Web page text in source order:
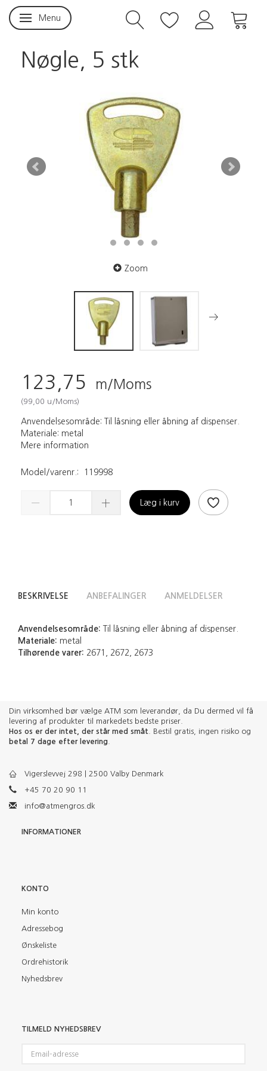
Skifte navigation
Menu
Nøgle, 5 stk
Zoom
123,75 m/Moms
(99,00 u/Moms)
Anvendelsesområde: Til låsning eller åbning af dispenser.
Materiale: metal
Mere information
Model/varenr.: 119998
Læg i kurv
BESKRIVELSE ANBEFALINGER ANMELDELSER
Anvendelsesområde: Til låsning eller åbning af dispenser.
Materiale: metal
Tilhørende varer: 2671, 2672, 2673
Din virksomhed bør vælge ATM som leverandør, da Du dermed vil få
levering af produkter til markedets bedste priser.
Hos os er der intet, der står med småt . Bestil gratis, ingen risiko og
betal 7 dage efter levering
Vigerslevvej 298 | 2500 Valby Denmark
+45 70 20 90 11
info@atmengros.dk
INFORMATIONER
KONTO
Min konto
Adressebog
Ønskeliste
Ordrehistorik
Nyhedsbrev
TILMELD NYHEDSBREV
adresse